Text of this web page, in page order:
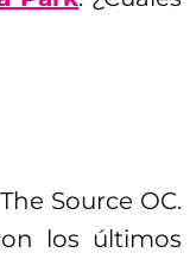
Source OC.
los últimos